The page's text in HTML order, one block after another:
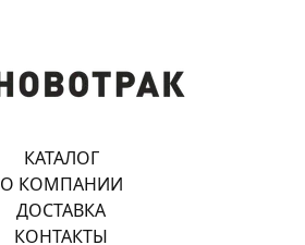
КАТАЛОГ
О КОМПАНИИ
ДОСТАВКА
КОНТАКТЫ